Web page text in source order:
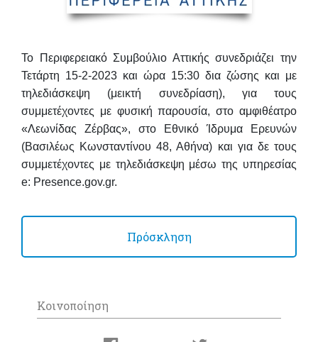
Το Περιφερειακό Συμβούλιο Αττικής συνεδριάζει την
Τετάρτη 15-2-2023 και ώρα 15:30 δια ζώσης και με
τηλεδιάσκεψη (μεικτή συνεδρίαση), για τους
συμμετέχοντες με φυσική παρουσία, στο αμφιθέατρο
«Λεωνίδας Ζέρβας», στο Εθνικό Ίδρυμα Ερευνών
(Βασιλέως Κωνσταντίνου 48, Αθήνα) και για δε τους
συμμετέχοντες με τηλεδιάσκεψη μέσω της υπηρεσίας
e: Presence.gov.gr.
Πρόσκληση
Κοινοποίηση